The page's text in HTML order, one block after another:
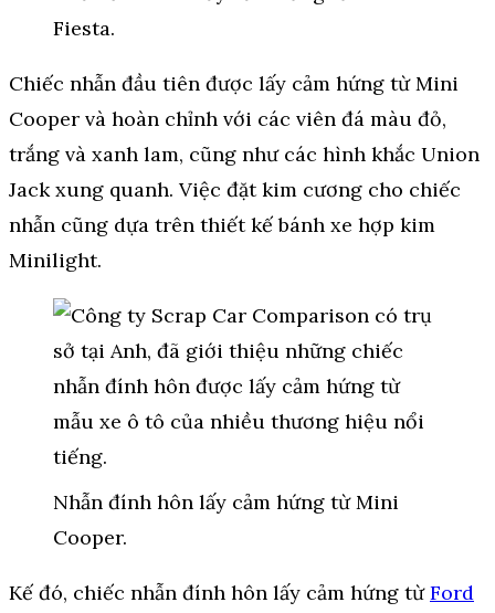
Fiesta.
Chiếc nhẫn đầu tiên được lấy cảm hứng từ Mini
Cooper và hoàn chỉnh với các viên đá màu đỏ,
trắng và xanh lam, cũng như các hình khắc Union
Jack xung quanh. Việc đặt kim cương cho chiếc
nhẫn cũng dựa trên thiết kế bánh xe hợp kim
Minilight.
Nhẫn đính hôn lấy cảm hứng từ Mini
Cooper.
Kế đó, chiếc nhẫn đính hôn lấy cảm hứng từFord